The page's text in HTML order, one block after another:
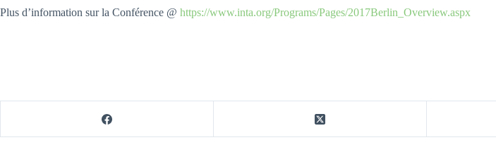
Plus d’information sur la Conférence @ https://www.inta.org/Programs/Pages/2017Berlin_Overview.aspx